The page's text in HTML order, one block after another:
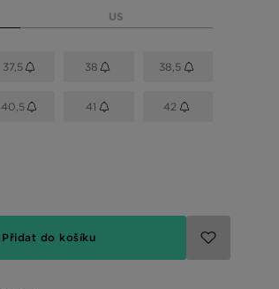
US
37,5 38 38,5
40,5 41 42
Přidat do košíku